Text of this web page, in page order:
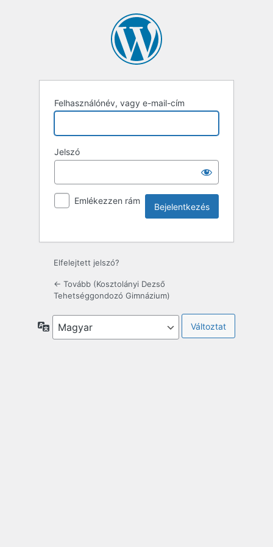
Felhasználónév, vagy e-mail-cím
Jelszó
Emlékezzen rám
Elfelejtett jelszó?
← Tovább (Kosztolányi Dezső
Tehetséggondozó Gimnázium)
Nyelv